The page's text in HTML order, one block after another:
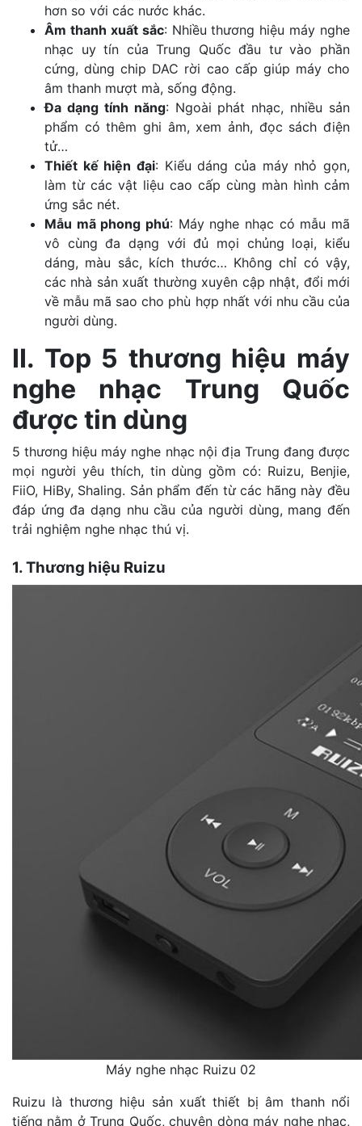
hơn so với các nước khác.
Âm thanh xuất sắc: Nhiều thương hiệu máy nghe
nhạc uy tín của Trung Quốc đầu tư vào phần
cứng, dùng chip DAC rời cao cấp giúp máy cho
âm thanh mượt mà, sống động.
Đa dạng tính năng: Ngoài phát nhạc, nhiều sản
phẩm có thêm ghi âm, xem ảnh, đọc sách điện
tử…
Thiết kế hiện đại: Kiểu dáng của máy nhỏ gọn,
làm từ các vật liệu cao cấp cùng màn hình cảm
ứng sắc nét.
Mẫu mã phong phú: Máy nghe nhạc có mẫu mã
vô cùng đa dạng với đủ mọi chủng loại, kiểu
dáng, màu sắc, kích thước… Không chỉ có vậy,
các nhà sản xuất thường xuyên cập nhật, đổi mới
về mẫu mã sao cho phù hợp nhất với nhu cầu của
người dùng.
II. Top 5 thương hiệu máy
nghe nhạc Trung Quốc
được tin dùng
5 thương hiệu máy nghe nhạc nội địa Trung đang được
mọi người yêu thích, tin dùng gồm có: Ruizu, Benjie,
FiiO, HiBy, Shaling. Sản phẩm đến từ các hãng này đều
đáp ứng đa dạng nhu cầu của người dùng, mang đến
trải nghiệm nghe nhạc thú vị.
1. Thương hiệu Ruizu
Máy nghe nhạc Ruizu 02
Ruizu là thương hiệu sản xuất thiết bị âm thanh nổi
tiếng nằm ở Trung Quốc, chuyên dòng máy nghe nhạc,